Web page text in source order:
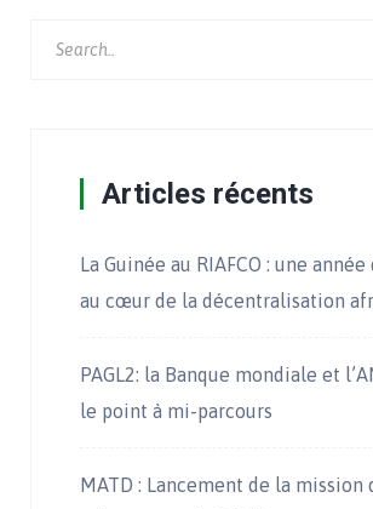
Articles récents
La Guinée au RIAFCO : une
au cœur de la décentralisation
PAGL2: la Banque mondiale et
le point à mi-parcours
MATD : Lancement de la mission